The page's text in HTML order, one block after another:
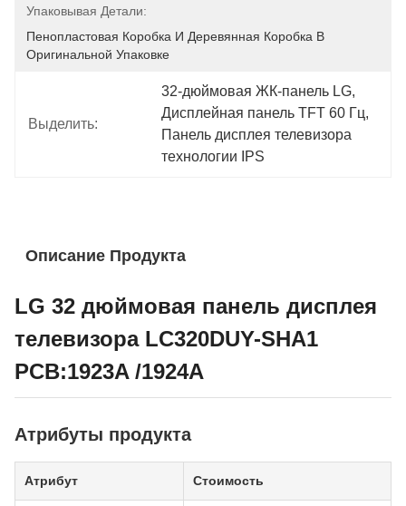
Упаковывая Детали:
Пенопластовая Коробка И Деревянная Коробка В
Оригинальной Упаковке
Выделить:
32-дюймовая ЖК-панель LG,
Дисплейная панель TFT 60 Гц,
Панель дисплея телевизора
технологии IPS
Описание Продукта
LG 32 дюймовая панель дисплея
телевизора LC320DUY-SHA1
PCB:1923A /1924A
Атрибуты продукта
Атрибут Стоимость